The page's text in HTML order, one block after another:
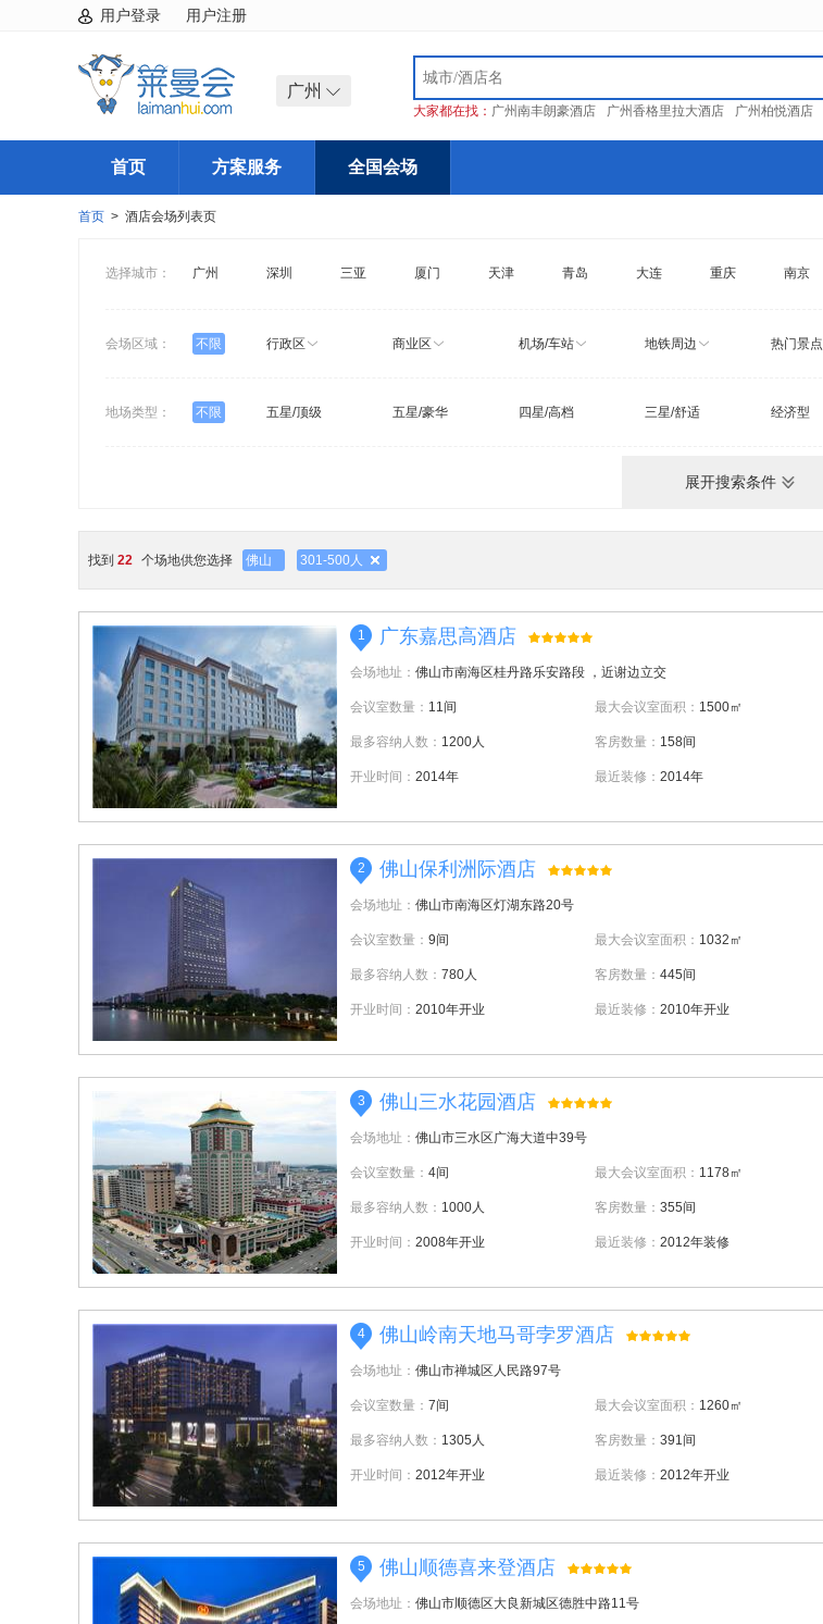
用户登录 用户注册
广州
大家都在找： 广州南丰朗豪酒店 广州香格里拉大酒店 广州柏悦酒店
首页 方案服务 全国会场
首页 > 酒店会场列表页
选择城市： 广州 深圳 三亚 厦门 天津 青岛 大连 重庆 南京
会场区域： 不限 行政区 商业区 机场/车站 地铁周边 热门景点
地场类型： 不限 五星/顶级 五星/豪华 四星/高档 三星/舒适 经济型
展开搜索条件
找到 22 个场地供您选择 佛山 301-500人
1 广东嘉思高酒店
会场地址： 佛山市南海区桂丹路乐安路段 ，近谢边立交
会议室数量： 11间 最大会议室面积： 1500㎡
最多容纳人数： 1200人 客房数量： 158间
开业时间： 2014年 最近装修： 2014年
2 佛山保利洲际酒店
会场地址： 佛山市南海区灯湖东路20号
会议室数量： 9间 最大会议室面积： 1032㎡
最多容纳人数： 780人 客房数量： 445间
开业时间： 2010年开业 最近装修： 2010年开业
3 佛山三水花园酒店
会场地址： 佛山市三水区广海大道中39号
会议室数量： 4间 最大会议室面积： 1178㎡
最多容纳人数： 1000人 客房数量： 355间
开业时间： 2008年开业 最近装修： 2012年装修
4 佛山岭南天地马哥孛罗酒店
会场地址： 佛山市禅城区人民路97号
会议室数量： 7间 最大会议室面积： 1260㎡
最多容纳人数： 1305人 客房数量： 391间
开业时间： 2012年开业 最近装修： 2012年开业
5 佛山顺德喜来登酒店
会场地址： 佛山市顺德区大良新城区德胜中路11号